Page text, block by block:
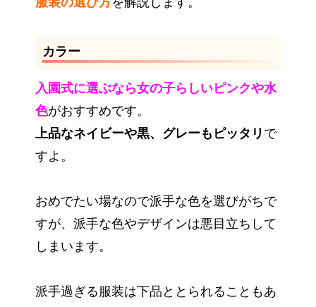
カラー
入園式に選ぶなら女の子らしいピンクや水
色がおすすめです。
上品なネイビーや黒、グレーもピッタリ で
すよ。
おめでたい場なので派手な色を選びがちで
すが、派手な色やデザインは悪目立ちして
しまいます。
派手過ぎる服装は下品ととられることもあ